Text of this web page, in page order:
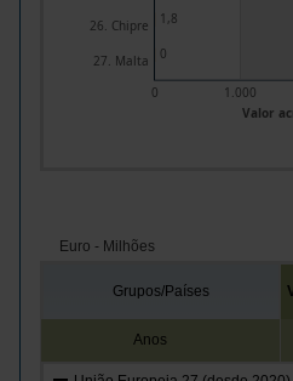
Valor
0 1.000
26. Chipre
27. Malta
1,8
0
Euro - Milhões
Grupos/Países
Anos